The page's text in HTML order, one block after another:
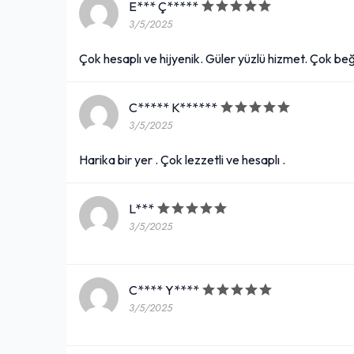
E*** Ç*****
3/5/2025
Çok hesaplı ve hijyenik. Güler yüzlü hizmet. Çok
C***** K******
3/5/2025
Harika bir yer . Çok lezzetli ve hesaplı .
L***
3/5/2025
C**** Y****
3/5/2025